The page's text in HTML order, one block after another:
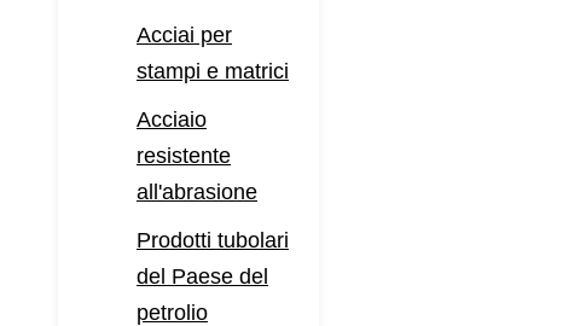
Acciai per
stampi e matrici
Acciaio
resistente
all'abrasione
Prodotti tubolari
del Paese del
petrolio